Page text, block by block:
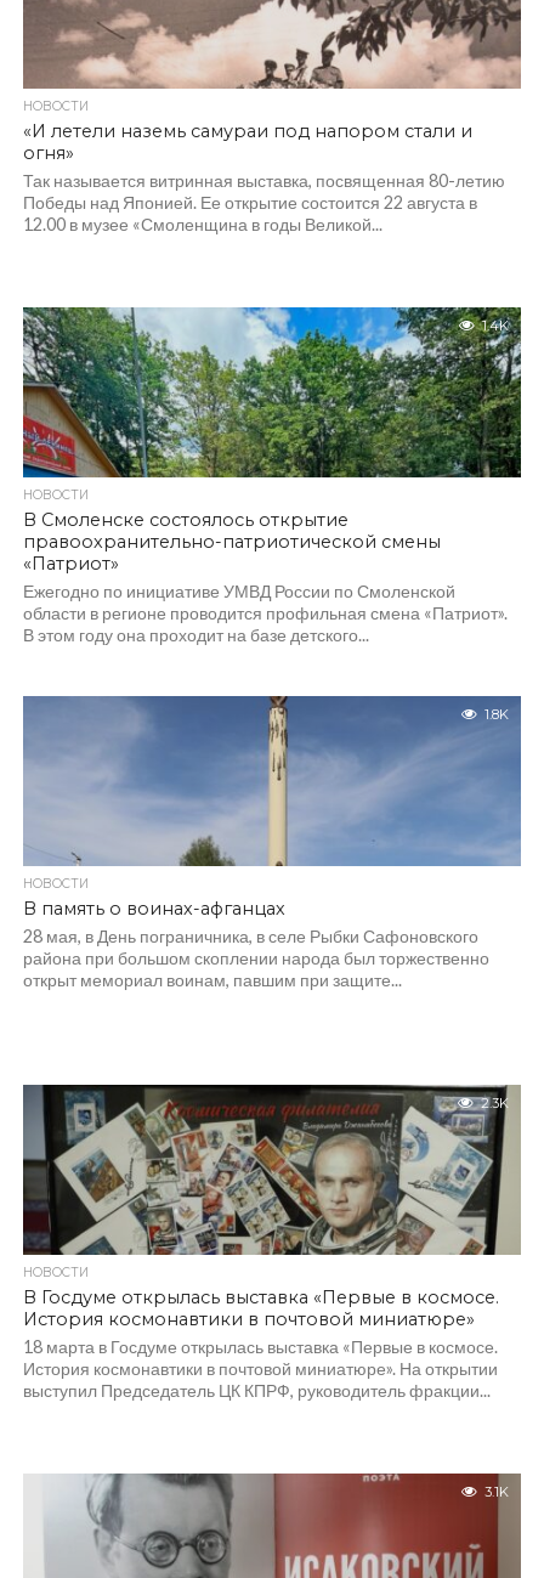
НОВОСТИ
«И летели наземь самураи под напором стали и
огня»
Так называется витринная выставка, посвященная 80-летию
Победы над Японией. Ее открытие состоится 22 августа в
12.00 в музее «Смоленщина в годы Великой...
1.4K
НОВОСТИ
В Смоленске состоялось открытие
правоохранительно-патриотической смены
«Патриот»
Ежегодно по инициативе УМВД России по Смоленской
области в регионе проводится профильная смена «Патриот».
В этом году она проходит на базе детского...
1.8K
НОВОСТИ
В память о воинах-афганцах
28 мая, в День пограничника, в селе Рыбки Сафоновского
района при большом скоплении народа был торжественно
открыт мемориал воинам, павшим при защите...
2.3K
НОВОСТИ
В Госдуме открылась выставка «Первые в космосе.
История космонавтики в почтовой миниатюре»
18 марта в Госдуме открылась выставка «Первые в космосе.
История космонавтики в почтовой миниатюре». На открытии
выступил Председатель ЦК КПРФ, руководитель фракции...
3.1K